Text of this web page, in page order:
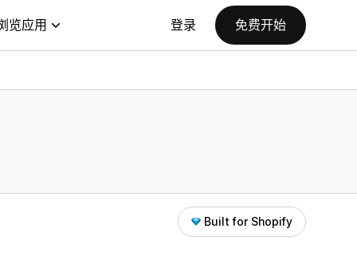
览应用 登录 免费开始
Built for Shopify